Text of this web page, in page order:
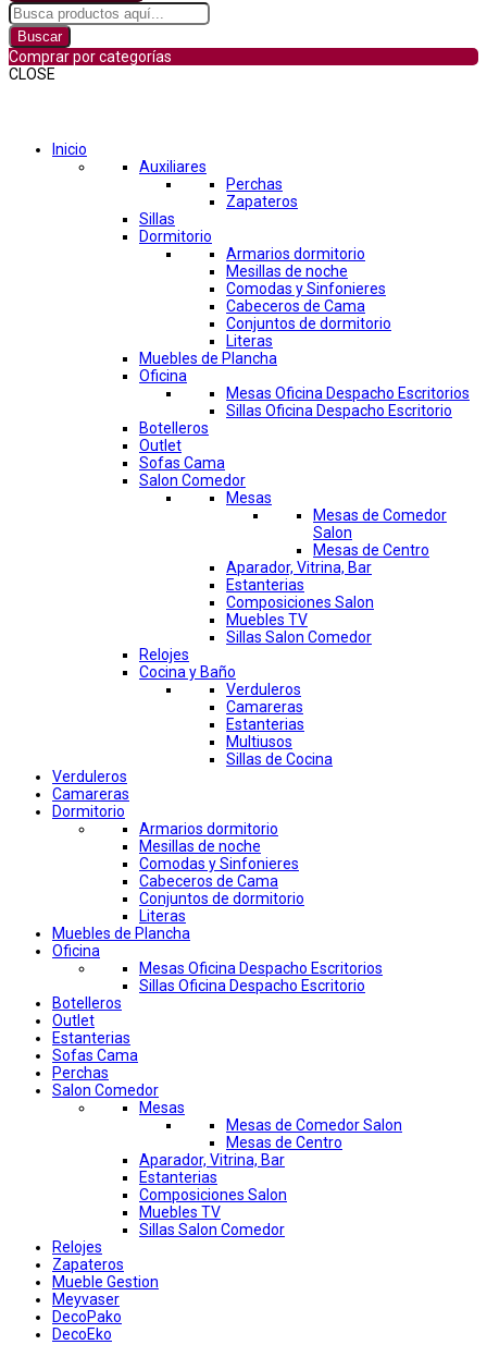
Buscar
Comprar por categorías
CLOSE
Inicio
Auxiliares
Perchas
Zapateros
Sillas
Dormitorio
Armarios dormitorio
Mesillas de noche
Comodas y Sinfonieres
Cabeceros de Cama
Conjuntos de dormitorio
Literas
Muebles de Plancha
Oficina
Mesas Oficina Despacho Escritorios
Sillas Oficina Despacho Escritorio
Botelleros
Outlet
Sofas Cama
Salon Comedor
Mesas
Mesas de Comedor
Salon
Mesas de Centro
Aparador, Vitrina, Bar
Estanterias
Composiciones Salon
Muebles TV
Sillas Salon Comedor
Relojes
Cocina y Baño
Verduleros
Camareras
Estanterias
Multiusos
Sillas de Cocina
Verduleros
Camareras
Dormitorio
Armarios dormitorio
Mesillas de noche
Comodas y Sinfonieres
Cabeceros de Cama
Conjuntos de dormitorio
Literas
Muebles de Plancha
Oficina
Mesas Oficina Despacho Escritorios
Sillas Oficina Despacho Escritorio
Botelleros
Outlet
Estanterias
Sofas Cama
Perchas
Salon Comedor
Mesas
Mesas de Comedor Salon
Mesas de Centro
Aparador, Vitrina, Bar
Estanterias
Composiciones Salon
Muebles TV
Sillas Salon Comedor
Relojes
Zapateros
Mueble Gestion
Meyvaser
DecoPako
DecoEko